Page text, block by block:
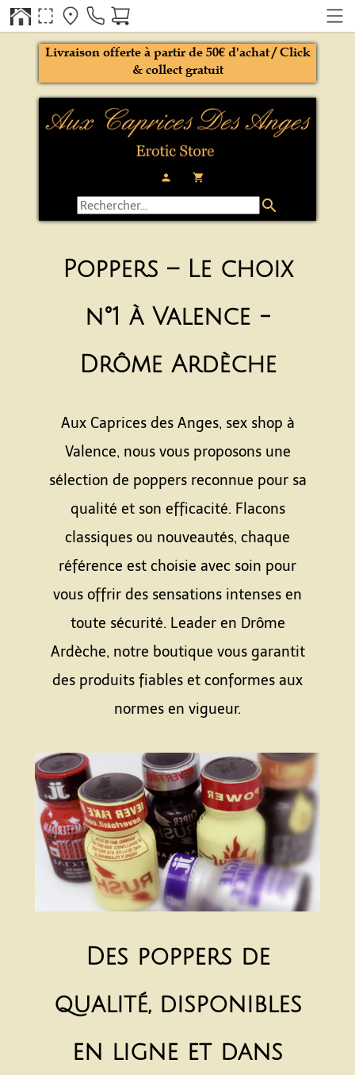
person local_grocery_store
Livraison offerte à partir de 50€ d'achat / Click
& collect gratuit
search
Poppers – Le choix
n°1 à Valence -
Drôme Ardèche
Aux Caprices des Anges, sex shop à
Valence, nous vous proposons une
sélection de poppers reconnue pour sa
qualité et son efficacité. Flacons
classiques ou nouveautés, chaque
référence est choisie avec soin pour
vous offrir des sensations intenses en
toute sécurité. Leader en Drôme
Ardèche, notre boutique vous garantit
des produits fiables et conformes aux
normes en vigueur.
Des poppers de
qualité, disponibles
en ligne et dans